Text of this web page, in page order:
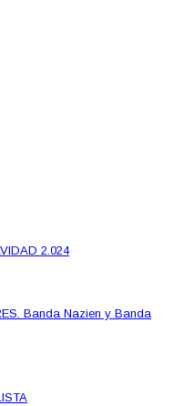
2.024
Banda Nazien y Banda